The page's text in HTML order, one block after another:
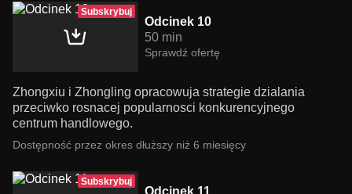
Subskrybuj
Odcinek 10
50 min
Sprawdź ofertę
Zhongxiu i Zhongling opracowuja strategie dzialania
przeciwko rosnacej popularnosci konkurencyjnego
centrum handlowego.
Dostępność przez okres dłuższy niż 6 miesięcy
Subskrybuj
Odcinek 11